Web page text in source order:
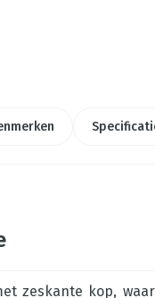
zeskante kop,